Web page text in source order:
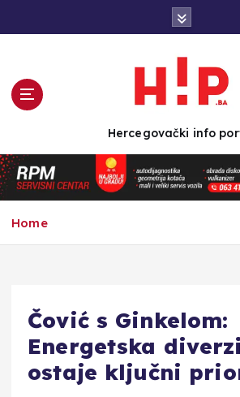
n
t
e
Hercegovački info
Home
Čović s Ginkelom:
Energetska
ostaje ključni